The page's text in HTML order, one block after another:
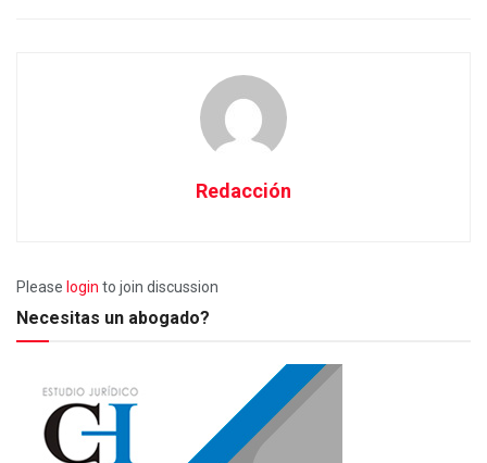
Redacción
Please login to join discussion
Necesitas un abogado?